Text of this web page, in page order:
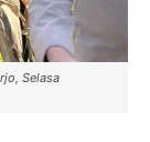
Selasa